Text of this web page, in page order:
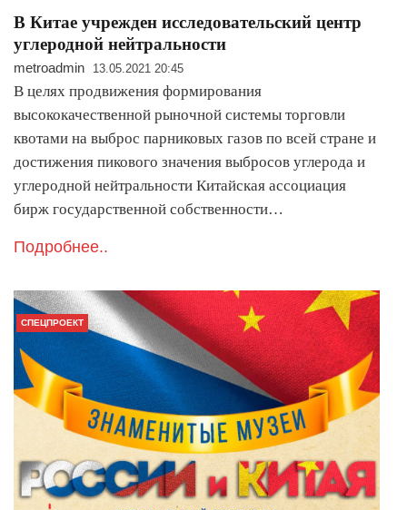
В Китае учрежден исследовательский центр
углеродной нейтральности
metroadmin 13.05.2021 20:45
В целях продвижения формирования
высококачественной рыночной системы торговли
квотами на выброс парниковых газов по всей стране и
достижения пикового значения выбросов углерода и
углеродной нейтральности Китайская ассоциация
бирж государственной собственности…
Подробнее..
СПЕЦПРОЕКТ